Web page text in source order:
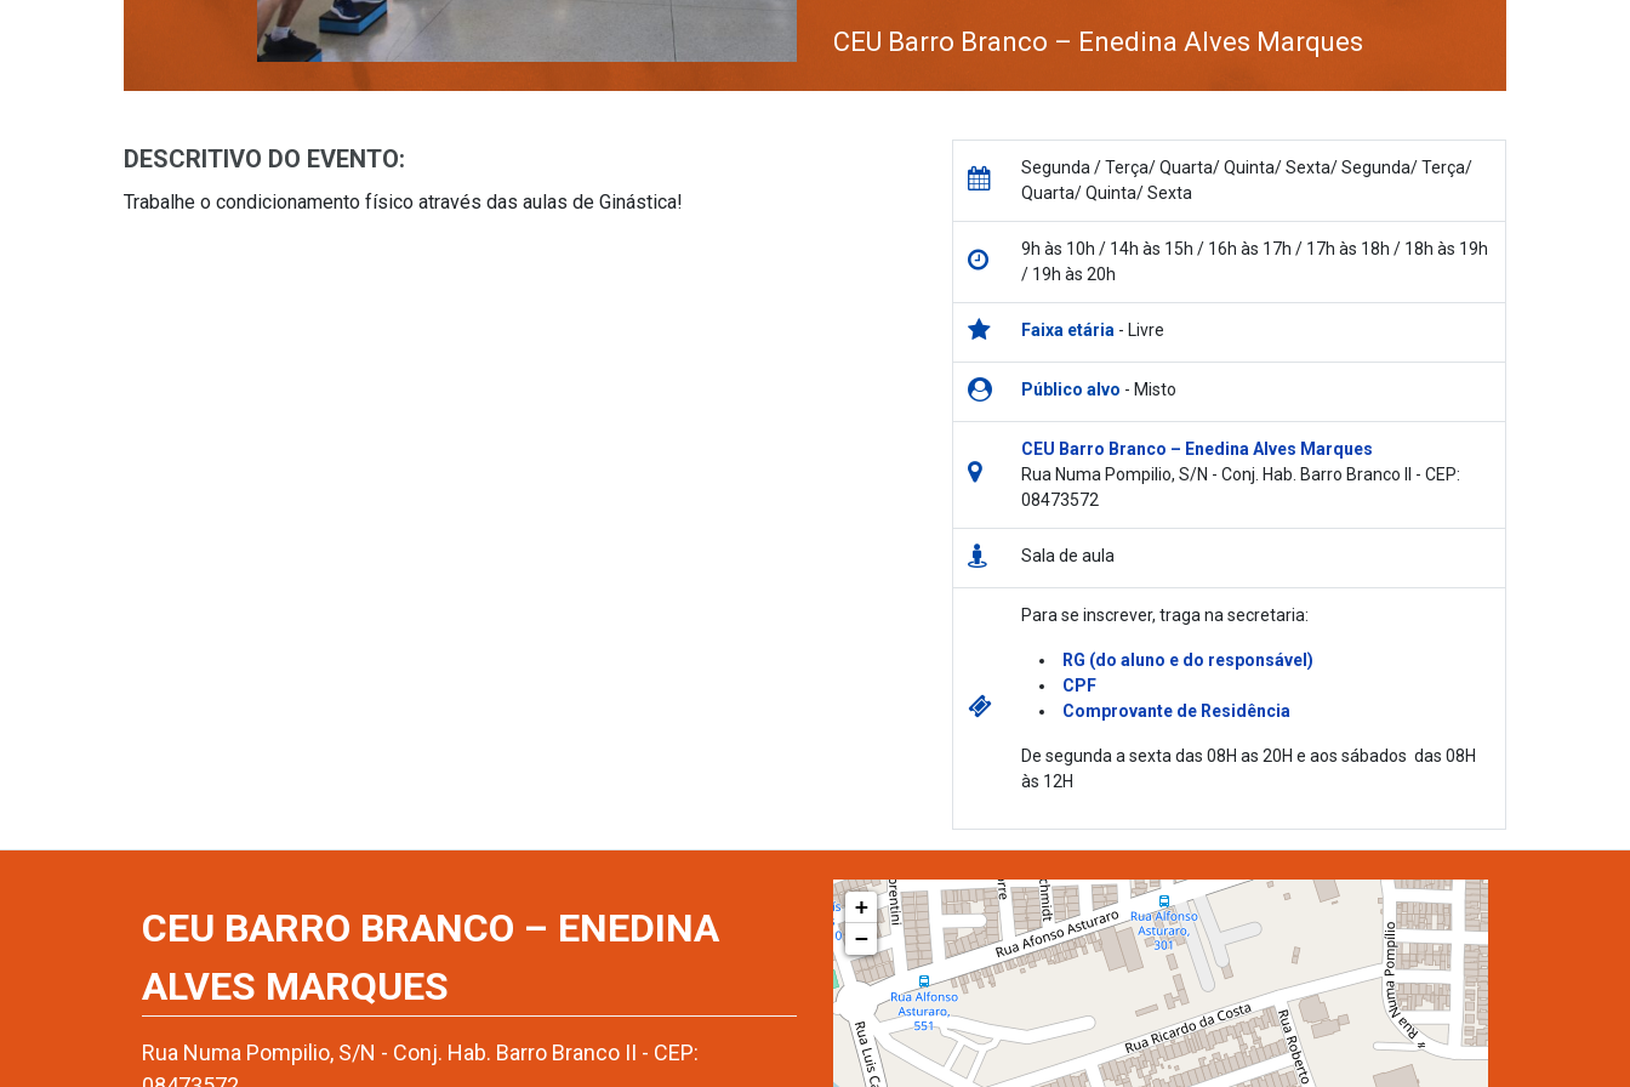
CEU Barro Branco – Enedina Alves Marques
DESCRITIVO DO EVENTO:
Trabalhe o condicionamento físico através das aulas de Ginástica!
Segunda / Terça/ Quarta/ Quinta/ Sexta/ Segunda/ Terça/
Quarta/ Quinta/ Sexta
9h às 10h / 14h às 15h / 16h às 17h / 17h às 18h / 18h às 19h
/ 19h às 20h
Faixa etária- Livre
Público alvo - Misto
CEU Barro Branco – Enedina Alves Marques
Rua Numa Pompilio, S/N - Conj. Hab. Barro Branco II - CEP:
08473572
Sala de aula
Para se inscrever, traga na secretaria:
RG (do aluno e do responsável)
CPF
Comprovante de Residência
De segunda a sexta das 08H as 20H e aos sábados das 08H
às 12H
CEU BARRO BRANCO – ENEDINA
ALVES MARQUES
Rua Numa Pompilio, S/N - Conj. Hab. Barro Branco II - CEP:
+
−